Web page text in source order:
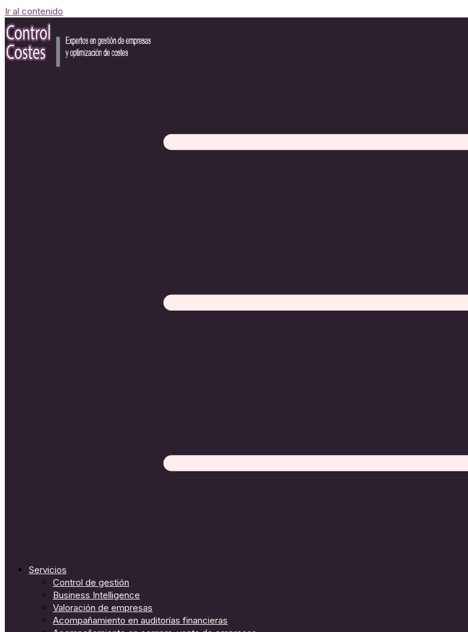
Ir al contenido
Servicios
Control de gestión
Business Intelligence
Valoración de empresas
Acompañamiento en auditorías financieras